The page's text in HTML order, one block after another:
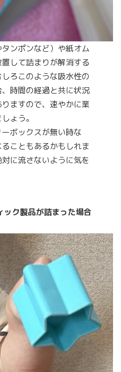
ンポンなど）や紙オム
して詰まりが解消する
ろこのような吸水性の
時間の経過と共に状況
ますので、速やかに業
ょう。
ボックスが無い時な
こともあるかもしれま
に流さないように気を
ク製品が詰まった場合